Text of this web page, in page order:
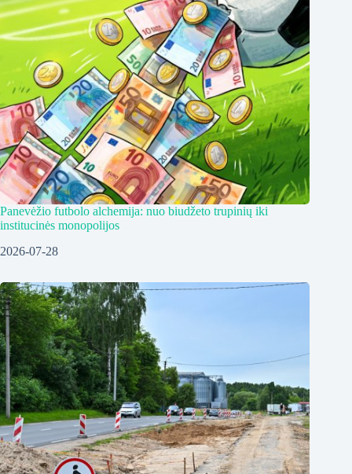
Panevėžio futbolo alchemija: nuo biudžeto trupinių iki
institucinės monopolijos
2026-07-28